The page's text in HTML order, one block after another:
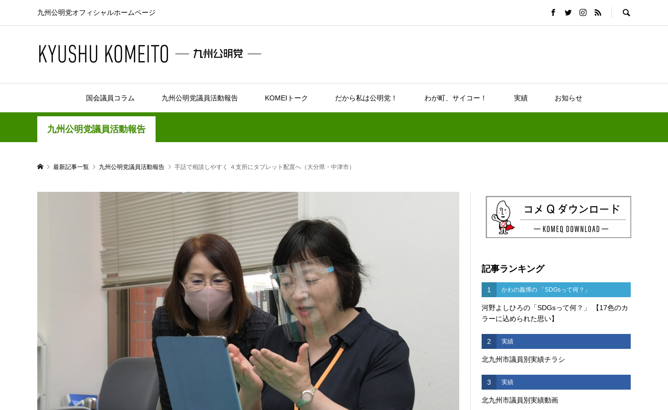
九州公明党オフィシャルホームページ
国会議員コラム 九州公明党議員活動報告 KOMEIトーク だから私は公明党！ わが町、サイコー！ 実績 お知らせ
九州公明党議員活動報告
最新記事一覧 九州公明党議員活動報告 手話で相談しやすく ４支所にタブレット配置へ（大分県・中津市）
記事ランキング
1 かわの義博の 「SDGsって何？」
河野よしひろの「SDGsって何？」 【17色のカ
ラーに込められた思い】
2 実績
北九州市議員別実績チラシ
3 実績
北九州市議員別実績動画